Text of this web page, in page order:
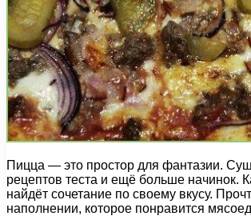
Пицца — это простор для фантазии.
рецептов теста и ещё больше начинок.
найдёт сочетание по своему вкусу.
наполнении, которое понравится